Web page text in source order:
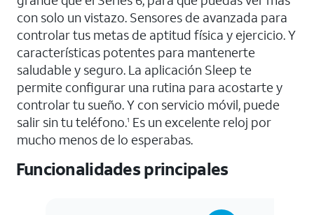
con solo un vistazo. Sensores de avanzada para
controlar tus metas de aptitud física y ejercicio. Y
características potentes para mantenerte
saludable y seguro. La aplicación Sleep te
permite configurar una rutina para acostarte y
controlar tu sueño. Y con servicio móvil, puede
salir sin tu teléfono.1 Es un excelente reloj por
mucho menos de lo esperabas.
Funcionalidades principales